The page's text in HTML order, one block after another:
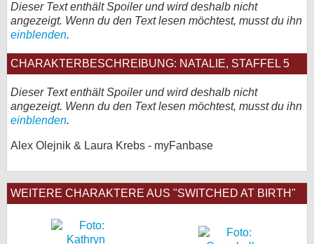
Dieser Text enthält Spoiler und wird deshalb nicht
angezeigt. Wenn du den Text lesen möchtest, musst du ihn
einblenden.
CHARAKTERBESCHREIBUNG: NATALIE, STAFFEL 5
Dieser Text enthält Spoiler und wird deshalb nicht
angezeigt. Wenn du den Text lesen möchtest, musst du ihn
einblenden.
Alex Olejnik & Laura Krebs - myFanbase
WEITERE CHARAKTERE AUS "SWITCHED AT BIRTH"